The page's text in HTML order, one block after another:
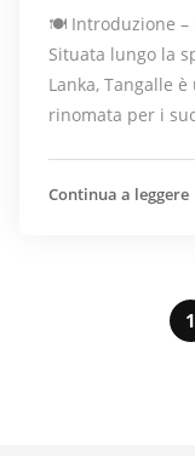
🍽 Introduzione –
Situata lungo la
Lanka, Tangalle
rinomata per i
Continua a leggere
1